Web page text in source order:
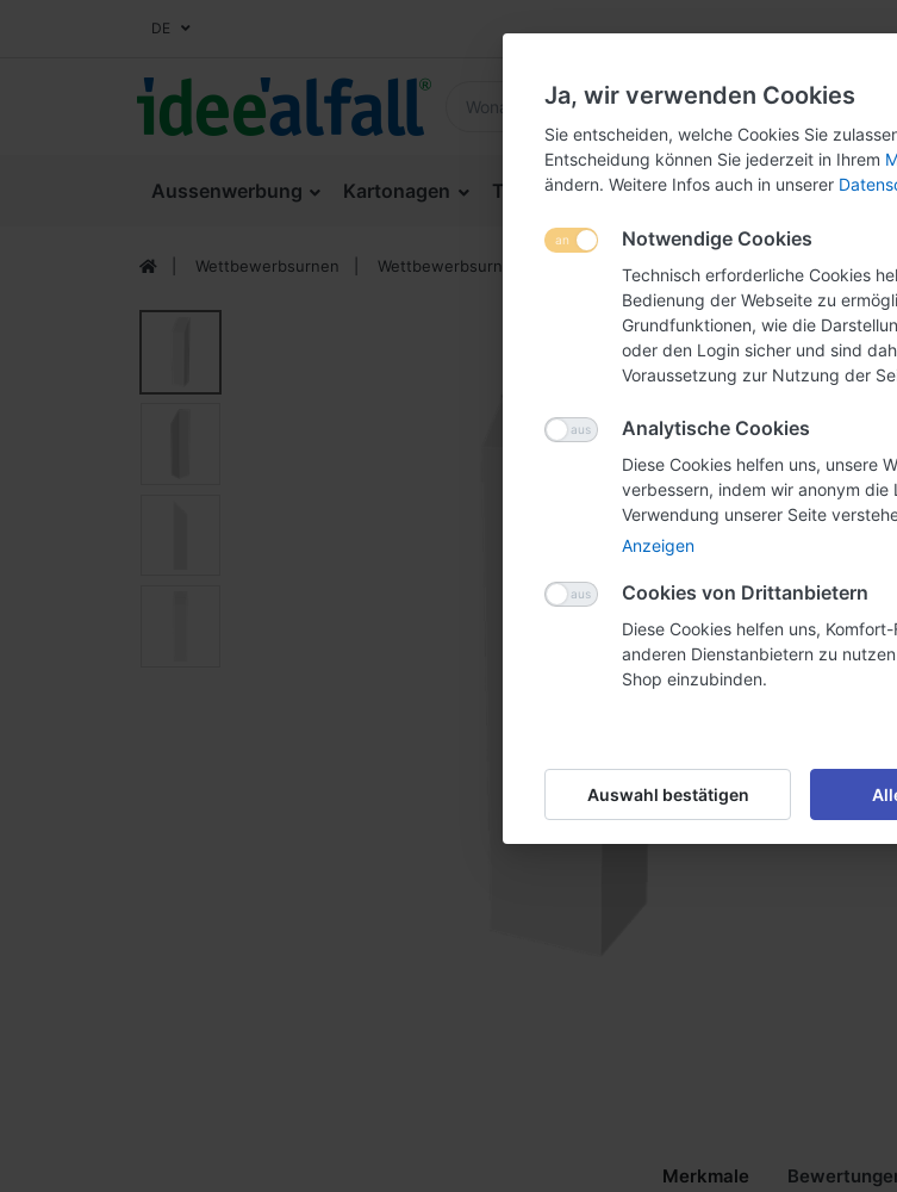
DE
Aussenwerbung Kartonagen Thekensteller Wettbewerbsurnen
Wettbewerbsurnen Wettbewerbsurnen aus Kartonagen Bodenurnen
Merkmale
Ja, wir verwenden Cookies
Sie entscheiden, welche Cookies Sie
Entscheidung können Sie jederzeit in Ihrem
ändern. Weitere Infos auch in unserer
Notwendige Cookies
Technisch erforderliche Cookies
Bedienung der Webseite zu
Grundfunktionen, wie die
oder den Login sicher und sind
Voraussetzung zur Nutzung der
Analytische Cookies
Diese Cookies helfen uns, unsere
verbessern, indem wir anonym die
Verwendung unserer Seite
Anzeigen
Cookies von Drittanbietern
Diese Cookies helfen uns,
anderen Dienstanbietern zu
Shop einzubinden.
Auswahl bestätigen